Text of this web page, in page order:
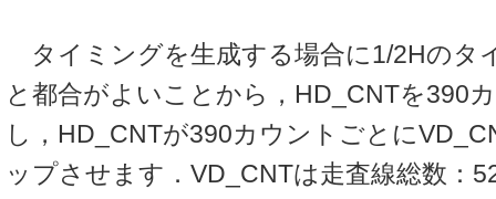
タイミングを生成する場合に1/2Hのタ
と都合がよいことから，HD_CNTを390
し，HD_CNTが390カウントごとに
ップさせます．VD_CNTは走査線総数：